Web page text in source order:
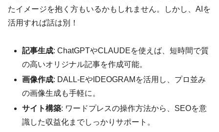
たイメージを抱く方もいるかもしれません。しかし、AIを
活用すれば話は別！
記事生成: ChatGPTやCLAUDEを使えば、短時間で質
の高いオリジナル記事を作成可能。
画像作成: DALL-EやIDEOGRAMを活用し、プロ並み
の画像生成も手軽に。
サイト構築: ワードプレスの操作方法から、SEOを意
識した収益化までしっかりサポート。